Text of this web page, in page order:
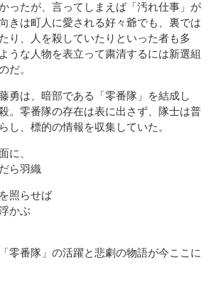
ったが、言ってしまえば「汚れ仕事」が
きは町人に愛される好々爺でも、裏では
り、人を殺していたりといった者も多
うな人物を表立って粛清するには新選組
だ。
勇は、暗部である「零番隊」を結成し
。零番隊の存在は表に出さず、隊士は普
し、標的の情報を収集していた。
に、
ら羽織
照らせば
かぶ
零番隊」の活躍と悲劇の物語が今ここに